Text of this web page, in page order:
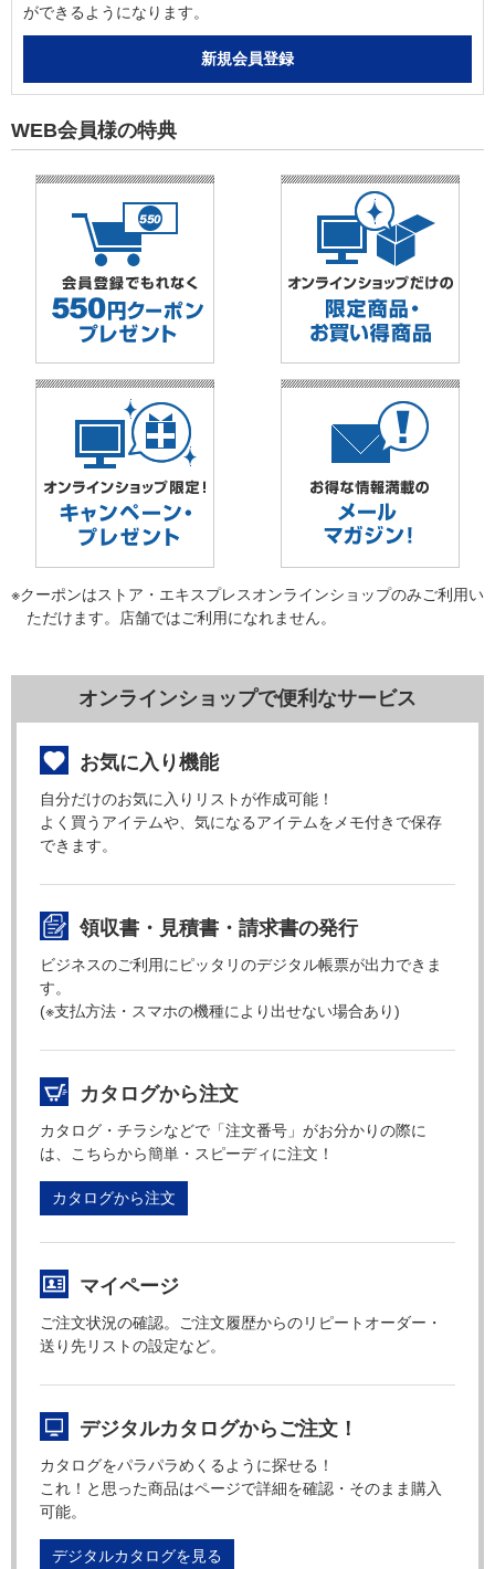
ができるようになります。
WEB会員様の特典
※クーポンはストア・エキスプレスオンラインショップのみご利用い
ただけます。店舗ではご利用になれません。
オンラインショップで便利なサービス
お気に入り機能
自分だけのお気に入りリストが作成可能！
よく買うアイテムや、気になるアイテムをメモ付きで保存
できます。
領収書・見積書・請求書の発行
ビジネスのご利用にピッタリのデジタル帳票が出力できま
す。
(※支払方法・スマホの機種により出せない場合あり)
カタログから注文
カタログ・チラシなどで「注文番号」がお分かりの際に
は、こちらから簡単・スピーディに注文！
カタログから注文
マイページ
ご注文状況の確認。ご注文履歴からのリピートオーダー・
送り先リストの設定など。
デジタルカタログからご注文！
カタログをパラパラめくるように探せる！
これ！と思った商品はページで詳細を確認・そのまま購入
可能。
デジタルカタログを見る